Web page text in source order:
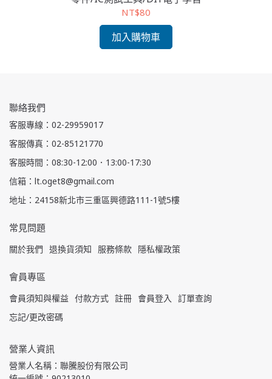
NT$80
加入購物車
聯絡我們
客服專線：02-29959017
客服傳真：02-85121770
客服時間：08:30-12:00．13:00-17:30
信箱：lt.oget8@gmail.com
地址：24158新北市三重區興德路111-1號5樓
常見問題
關於我們 退換貨須知 服務條款 隱私權政策
會員專區
會員須知與權益 付款方式 註冊 會員登入
訂單查詢
忘記/更改密碼
營業人資訊
營業人名稱：聯騰股份有限公司